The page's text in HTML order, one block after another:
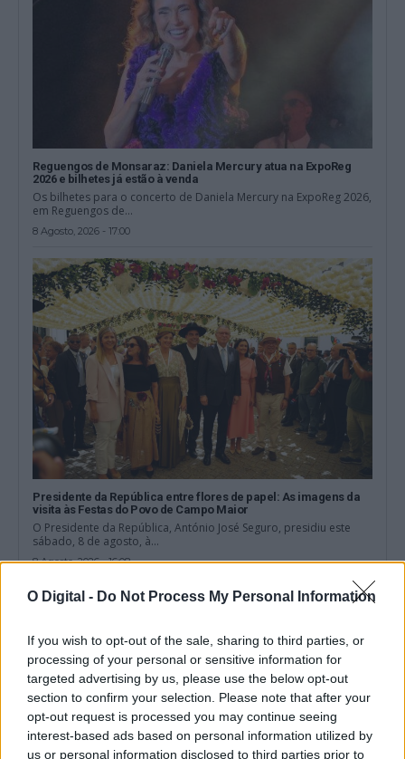
O Digital - Do Not Process My Personal Information
If you wish to opt-out of the sale, sharing to third parties, or
processing of your personal or sensitive information for
targeted advertising by us, please use the below opt-out
section to confirm your selection. Please note that after your
opt-out request is processed you may continue seeing
interest-based ads based on personal information utilized by
us or personal information disclosed to third parties prior to
Reguengos de Monsaraz: Daniela Mercury atua na ExpoReg
2026 e bilhetes já estão à venda
Os bilhetes para o concerto de Daniela Mercury na ExpoReg 2026,
em Reguengos de...
8 Agosto, 2026 - 17:00
Presidente da República entre flores de papel: As imagens da
visita às Festas do Povo de Campo Maior
O Presidente da República, António José Seguro, presidiu este
sábado, 8 de agosto, à...
8 Agosto, 2026 - 16:08